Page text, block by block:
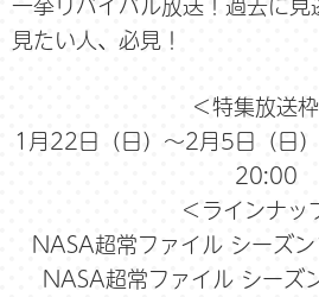
見たい人、必見！
＜特集放送
1月22日（日）～2月5日（
20:00
＜ラインナッ
NASA超常ファイル シーズ
NASA超常ファイル シーズ